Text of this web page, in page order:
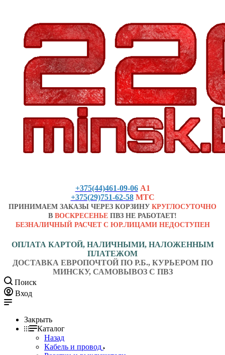
+375(44)461-09-06 А1
+375(29)751-62-58 МТС
ПРИНИМАЕМ ЗАКАЗЫ ЧЕРЕЗ КОРЗИНУ КРУГЛОСУТОЧНО
В ВОСКРЕСЕНЬЕ ПВЗ НЕ РАБОТАЕТ!
БЕЗНАЛИЧНЫЙ РАСЧЕТ С ЮР.ЛИЦАМИ НЕДОСТУПЕН
ОПЛАТА КАРТОЙ, НАЛИЧНЫМИ, НАЛОЖЕННЫМ
ПЛАТЕЖОМ
ДОСТАВКА ЕВРОПОЧТОЙ ПО Р.Б., КУРЬЕРОМ ПО
МИНСКУ, САМОВЫВОЗ С ПВЗ
Поиск
Вход
Закрыть
Каталог
Назад
Кабель и провод